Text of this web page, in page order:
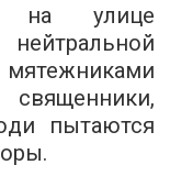
на улице
пытаются